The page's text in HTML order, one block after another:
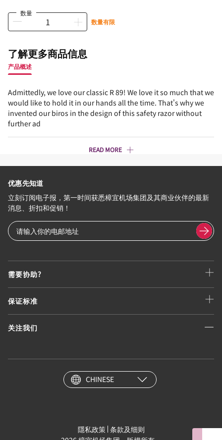
数量
数量有限
了解更多商品信息
产品概述
Admittedly, we love our classic R 89! We love it so much that we
would like to hold it in our hands all the time. That's why we
invented our biros in the design of this safety razor without
further ad
READ MORE
需要协助?
保证标准
关注我们
优惠先知道
立刻订阅电子报，第一时间获悉樟宜机场集团及其商业伙伴的最新
消息、折扣和促销！
CHINESE
隱私政策 条款及细则